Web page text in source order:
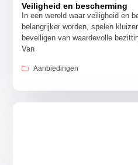
Veiligheid en bescherming
In een wereld waar veiligheid en
belangrijker worden, spelen
beveiligen van waardevolle
Van
Aanbiedingen